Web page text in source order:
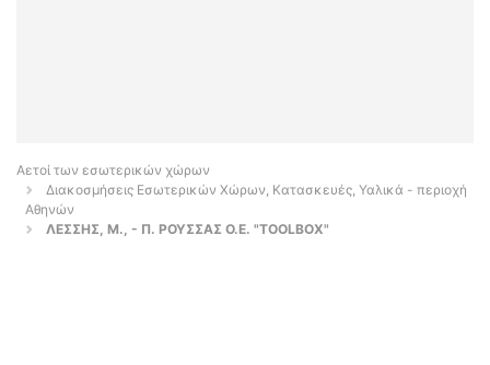
Αετοί των εσωτερικών χώρων
Διακοσμήσεις Εσωτερικών Χώρων, Κατασκευές, Υαλικά - περιοχή
Αθηνών
ΛΕΣΣΗΣ, Μ., - Π. ΡΟΥΣΣΑΣ Ο.Ε. "TOOLBOX"